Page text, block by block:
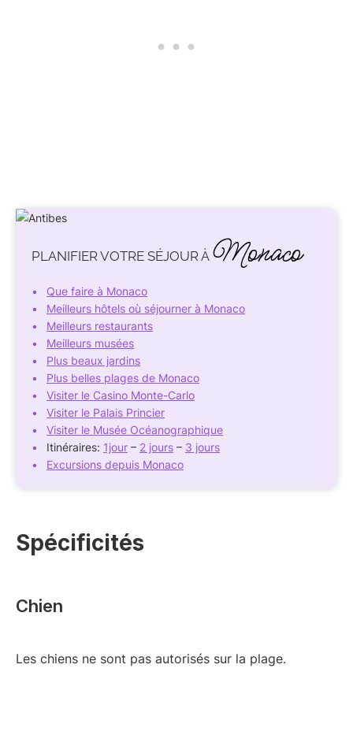
PLANIFIER VOTRE SÉJOUR À Monaco
Que faire à Monaco
Meilleurs hôtels où séjourner à Monaco
Meilleurs restaurants
Meilleurs musées
Plus beaux jardins
Plus belles plages de Monaco
Visiter le Casino Monte-Carlo
Visiter le Palais Princier
Visiter le Musée Océanographique
Itinéraires: 1jour – 2 jours – 3 jours
Excursions depuis Monaco
Spécificités
Chien
Les chiens ne sont pas autorisés sur la plage.